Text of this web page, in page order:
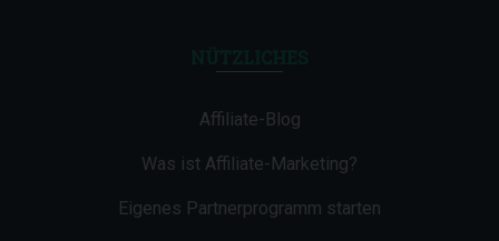
Affiliate-Blog
Was ist Affiliate-Marketing?
Eigenes Partnerprogramm starten